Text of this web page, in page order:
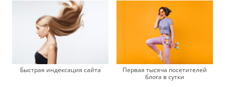
Быстрая индексация сайта
Первая тысяча посетителей
блога в сутки